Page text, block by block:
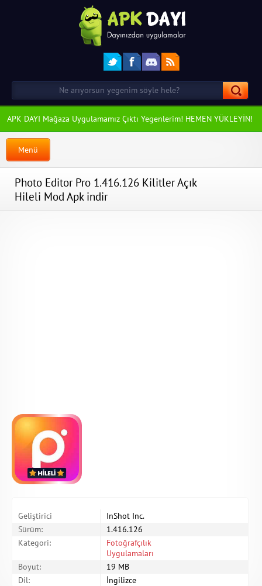
APK DAYI Mağaza Uygulamamız Çıktı Yegenlerim! HEMEN YÜKLEYİN!
Menü
Photo Editor Pro 1.416.126 Kilitler Açık
Hileli Mod Apk indir
Geliştirici
InShot Inc.
Sürüm:
1.416.126
Kategori:
Fotoğrafçılık
Uygulamaları
Boyut:
19 MB
Dil:
İngilizce